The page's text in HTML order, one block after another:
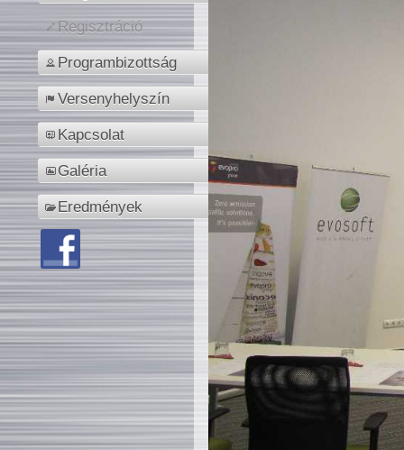
Regisztráció
Programbizottság
Versenyhelyszín
Kapcsolat
Galéria
Eredmények